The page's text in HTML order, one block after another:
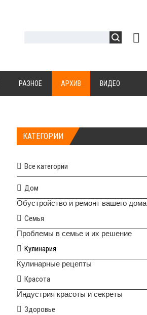
РАЗНОЕ АРХИВ ВИДЕО
КАТЕГОРИИ
Все категории
Дом
Обустройство и ремонт вашего дома
Семья
Проблемы в семье и их решение
Кулинария
Кулинарные рецепты
Красота
Индустрия красоты и секреты
Здоровье